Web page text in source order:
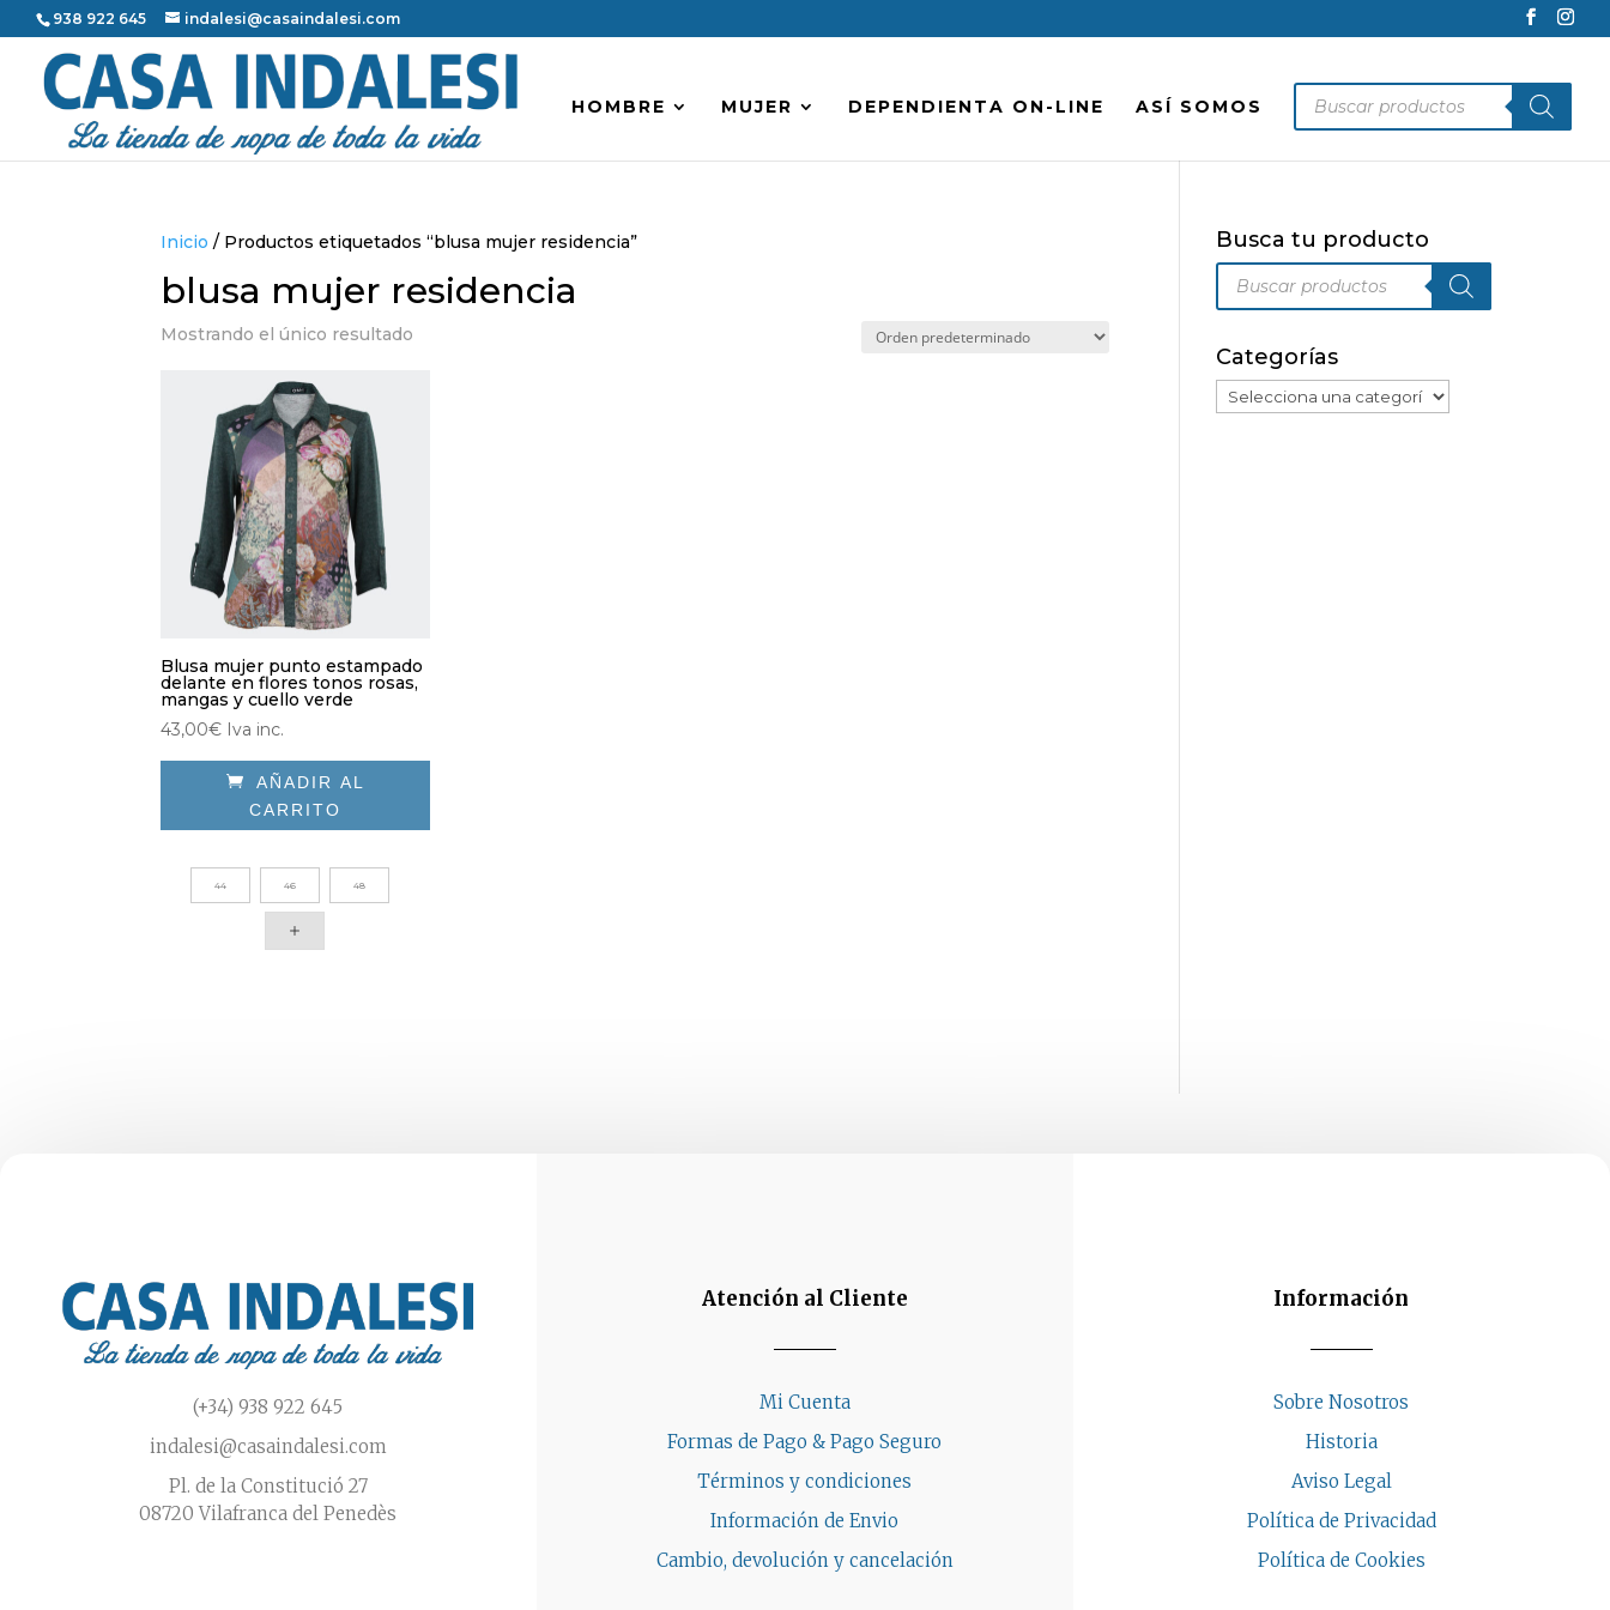
938 922 645 indalesi@casaindalesi.com
HOMBRE MUJER DEPENDIENTA ON-LINE ASÍ SOMOS
Búsqueda
productos
Inicio / Productos etiquetados “blusa mujer residencia”
blusa mujer residencia
Mostrando el único resultado
Blusa mujer punto estampado
delante en flores tonos rosas,
mangas y cuello verde
43,00€ Iva inc.
 AÑADIR AL
CARRITO
producto
tiene
44 46 48
Busca tu producto
Búsqueda
productos
Categorías
(+34) 938 922 645
indalesi@casaindalesi.com
Pl. de la Constitució 27
08720 Vilafranca del Penedès
Atención al Cliente
Mi Cuenta
Formas de Pago & Pago Seguro
Términos y condiciones
Información de Envio
Cambio, devolución y cancelación
Información
Sobre Nosotros
Historia
Aviso Legal
Política de Privacidad
Política de Cookies